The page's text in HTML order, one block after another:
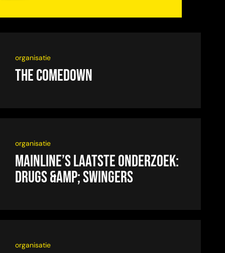
organisatie
The Comedown
organisatie
Mainline’s laatste onderzoek:
drugs &amp; swingers
organisatie